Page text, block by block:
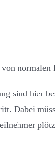
normalen
sind hier
Dabei